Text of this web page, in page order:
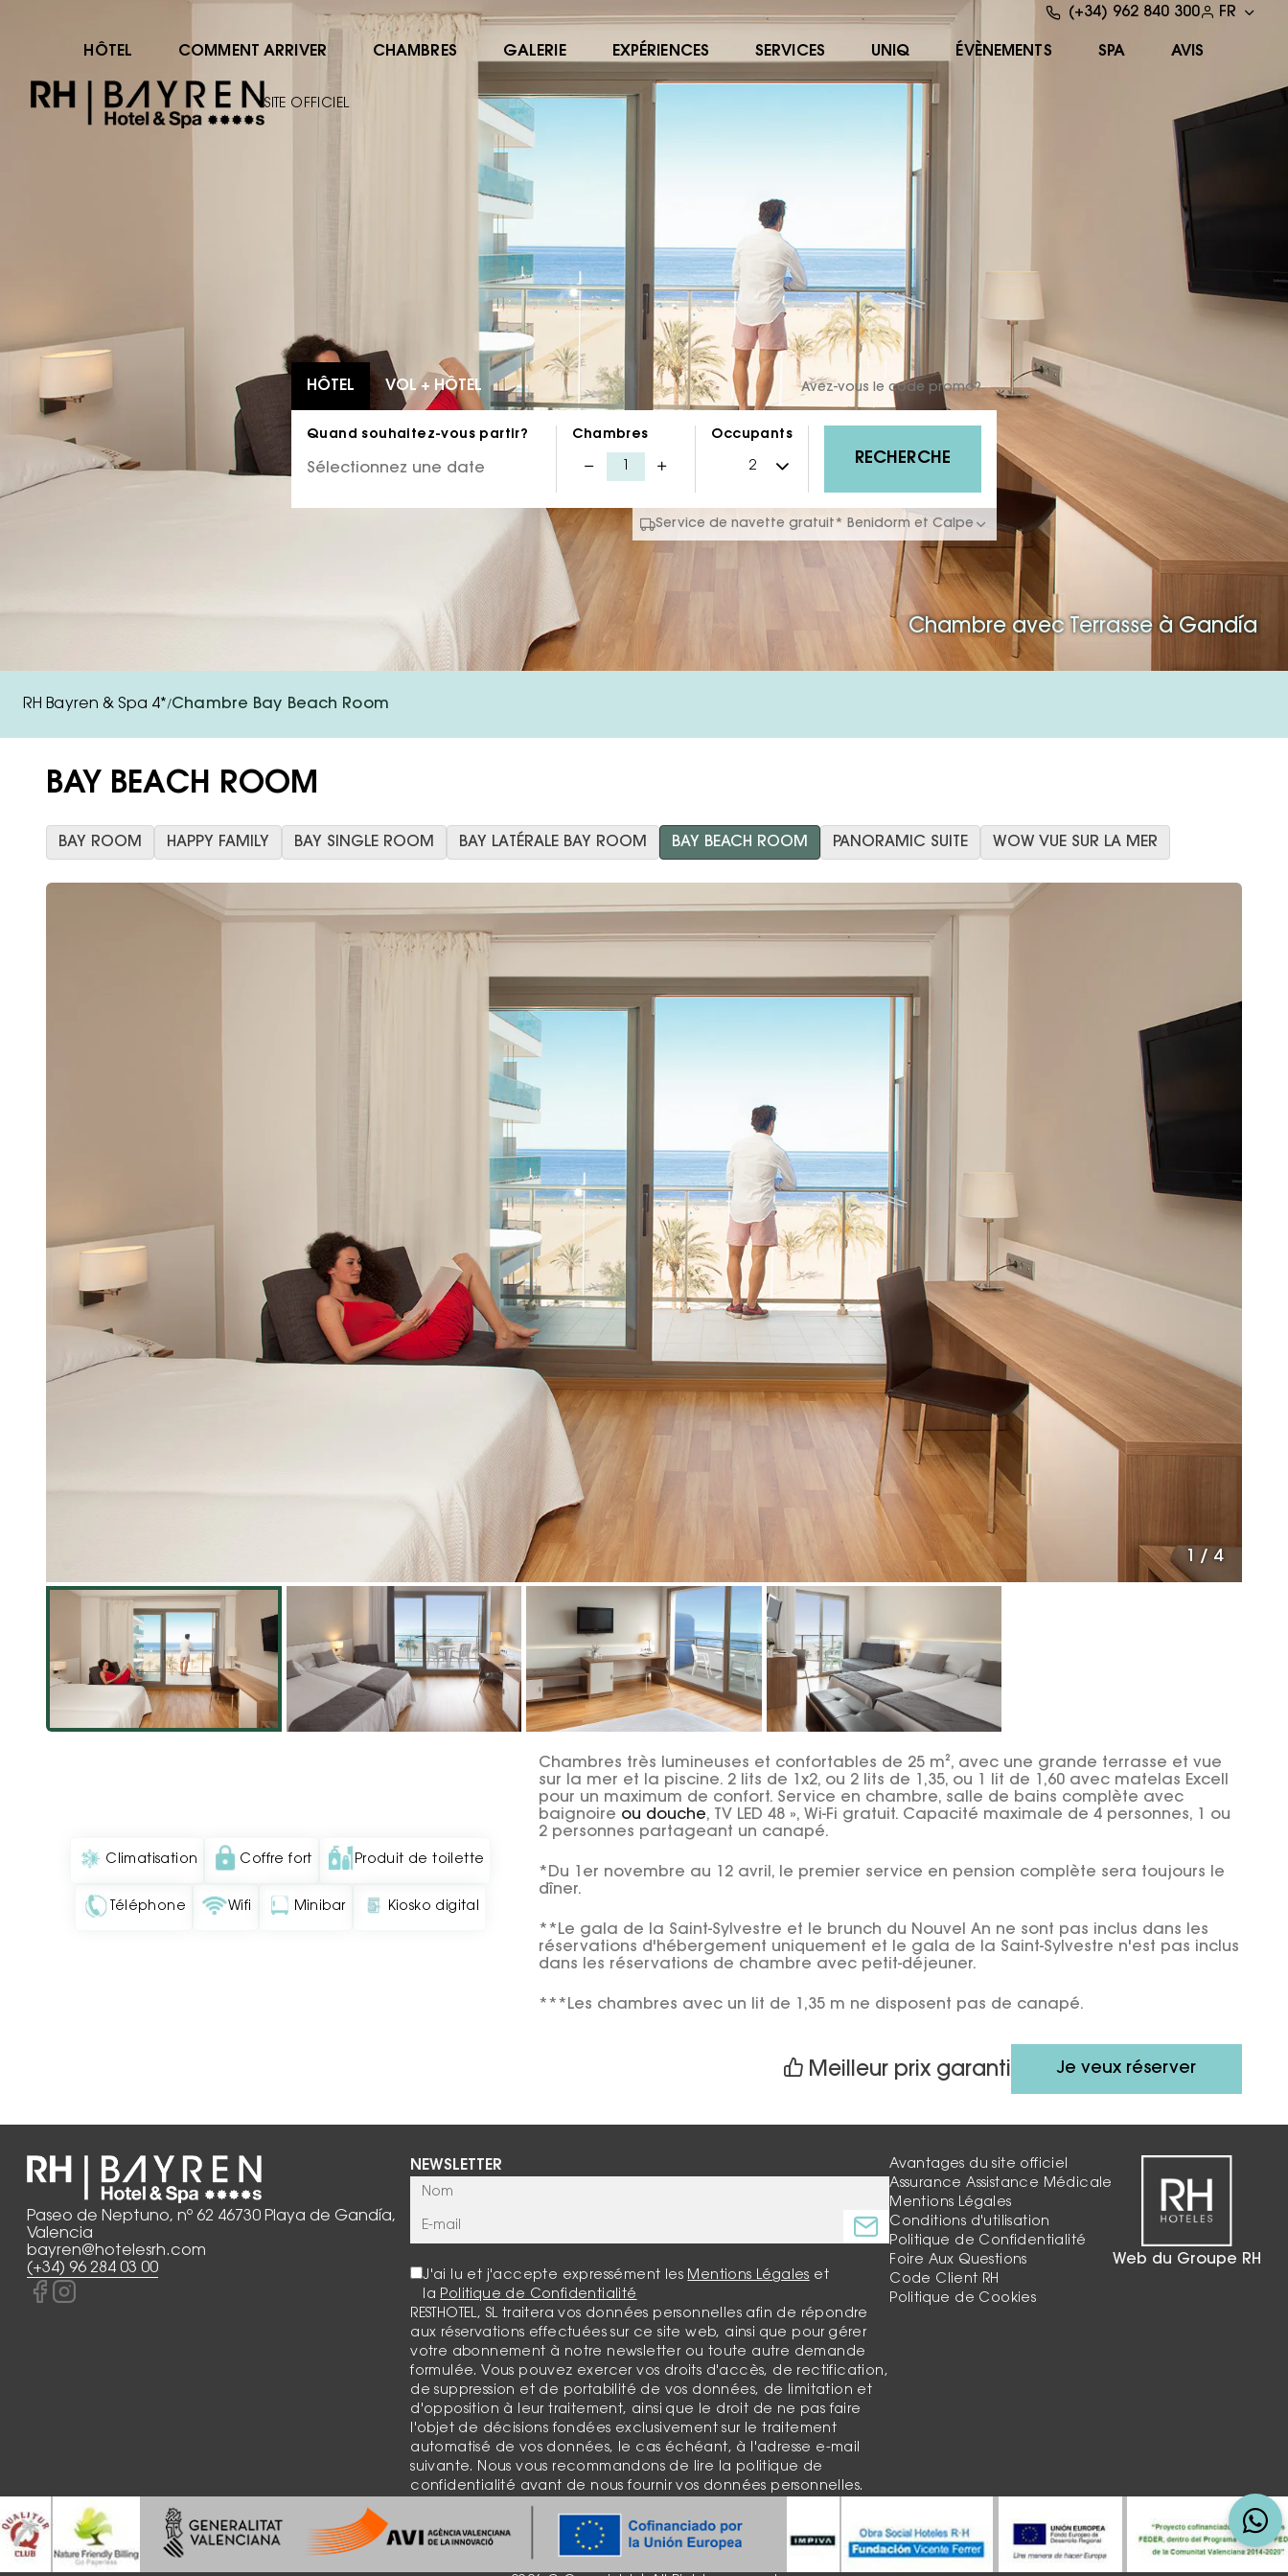
HÔTEL COMMENT ARRIVER CHAMBRES GALERIE EXPÉRIENCES SERVICES UNIQ ÉVÈNEMENTS SPA AVIS
SITE OFFICIEL
(+34) 962 840 300 FR
Chambre avec Terrasse à Gandía
HÔTEL VOL + HÔTEL
Quand souhaitez-vous partir? Chambres Occupants
RECHERCHE
Avez-vous le code promo?
Service de navette gratuit* Benidorm et Calpe
RH Bayren & Spa 4*/Chambre Bay Beach Room
BAY BEACH ROOM
BAY ROOM HAPPY FAMILY BAY SINGLE ROOM BAY LATÉRALE BAY ROOM BAY BEACH ROOM PANORAMIC SUITE WOW VUE SUR LA MER
1 / 4
Climatisation Coffre fort Produit de toilette
Téléphone Wifi Minibar Kiosko digital
Chambres très lumineuses et confortables de 25 m², avec une grande terrasse et vue
sur la mer et la piscine. 2 lits de 1x2, ou 2 lits de 1,35, ou 1 lit de 1,60 avec matelas Excell
pour un maximum de confort. Service en chambre, salle de bains complète avec
baignoire ou douche, TV LED 48 », Wi-Fi gratuit. Capacité maximale de 4 personnes, 1 ou
2 personnes partageant un canapé.
*Du 1er novembre au 12 avril, le premier service en pension complète sera toujours le
dîner.
**Le gala de la Saint-Sylvestre et le brunch du Nouvel An ne sont pas inclus dans les
réservations d'hébergement uniquement et le gala de la Saint-Sylvestre n'est pas inclus
dans les réservations de chambre avec petit-déjeuner.
***Les chambres avec un lit de 1,35 m ne disposent pas de canapé.
Meilleur prix garanti Je veux réserver
Paseo de Neptuno, nº 62 46730 Playa de Gandía,
Valencia
bayren@hotelesrh.com
(+34) 96 284 03 00
NEWSLETTER
J'ai lu et j'accepte expressément les Mentions Légales et
la Politique de Confidentialité
RESTHOTEL, SL traitera vos données personnelles afin de répondre
aux réservations effectuées sur ce site web, ainsi que pour gérer
votre abonnement à notre newsletter ou toute autre demande
formulée. Vous pouvez exercer vos droits d'accès, de rectification,
de suppression et de portabilité de vos données, de limitation et
d'opposition à leur traitement, ainsi que le droit de ne pas faire
l'objet de décisions fondées exclusivement sur le traitement
automatisé de vos données, le cas échéant, à l'adresse e-mail
suivante. Nous vous recommandons de lire la politique de
confidentialité avant de nous fournir vos données personnelles.
Avantages du site officiel
Assurance Assistance Médicale
Mentions Légales
Conditions d'utilisation
Politique de Confidentialité
Foire Aux Questions
Code Client RH
Politique de Cookies
Web du Groupe RH